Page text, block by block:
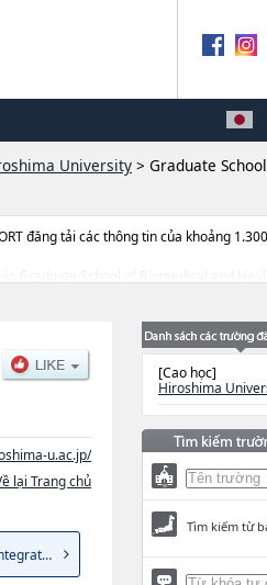
University > Graduate
đăng tải các thông tin của khoảng
Graduate School of Biomedical and
trúng tuyển, cở sở trang thiết bị,
u.ac.jp/
lại Trang chủ
Graduate School of Integrated...
[Cao học]
Hiroshima
Tìm kiếm từ